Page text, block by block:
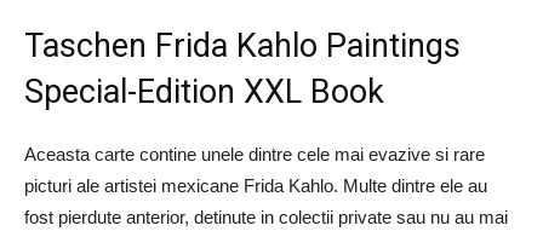
Taschen Frida Kahlo Paintings
Special-Edition XXL Book
Aceasta carte contine unele dintre cele mai evazive si rare
picturi ale artistei mexicane Frida Kahlo. Multe dintre ele au
fost pierdute anterior, detinute in colectii private sau nu au mai